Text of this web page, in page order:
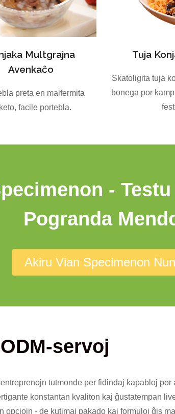
Multgrajna
Avenkaĉo
preta en malfermita
facile portebla.
Tuja
Skatoligita tuja
bonega por
-
Pogranda
Akiru Vian Specimenon
servoj
tutmonde per fidindaj kapabloj
konstantan kvaliton kaj ĝustatempan
opciojn - de kutimaj pakado kaj formuloj ĝis